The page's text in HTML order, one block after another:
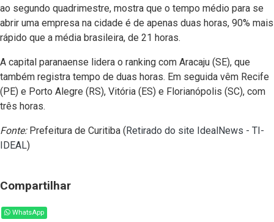
ao segundo quadrimestre, mostra que o tempo médio para se
abrir uma empresa na cidade é de apenas duas horas, 90% mais
rápido que a média brasileira, de 21 horas.
A capital paranaense lidera o ranking com Aracaju (SE), que
também registra tempo de duas horas. Em seguida vêm Recife
(PE) e Porto Alegre (RS), Vitória (ES) e Florianópolis (SC), com
três horas.
Fonte:Prefeitura de Curitiba (Retirado do site IdealNews - TI-
IDEAL)
Compartilhar
WhatsApp